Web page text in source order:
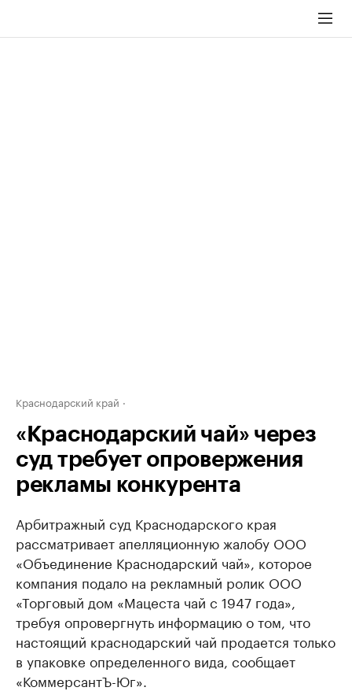
Краснодарский край
«Краснодарский чай» через
суд требует опровержения
рекламы конкурента
Арбитражный суд Краснодарского края
рассматривает апелляционную жалобу ООО
«Объединение Краснодарский чай», которое
компания подало на рекламный ролик ООО
«Торговый дом «Мацеста чай с 1947 года»,
требуя опровергнуть информацию о том, что
настоящий краснодарский чай продается только
в упаковке определенного вида, сообщает
«КоммерсантЪ-Юг».